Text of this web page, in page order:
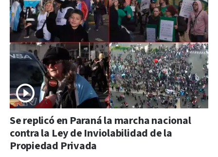
Se replicó en Paraná la marcha nacional
contra la Ley de Inviolabilidad de la
Propiedad Privada